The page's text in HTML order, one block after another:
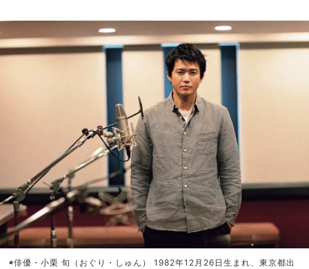
◉俳優・小栗 旬（おぐり・しゅん） 1982年12月26日生まれ、東京都出